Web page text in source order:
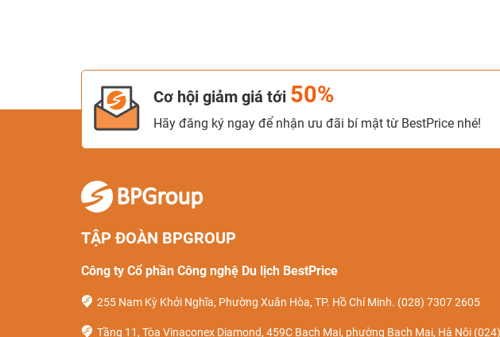
Cơ hội giảm giá tới 50%
Hãy đăng ký ngay để nhận ưu đãi bí mật từ BestPrice nhé!
TẬP ĐOÀN BPGROUP
Công ty Cổ phần Công nghệ Du lịch BestPrice
255 Nam Kỳ Khởi Nghĩa, Phường Xuân Hòa, TP. Hồ Chí Minh. (028) 7307 2605
Tầng 11, Tòa Vinaconex Diamond, 459C Bạch Mai, phường Bạch Mai, Hà Nội